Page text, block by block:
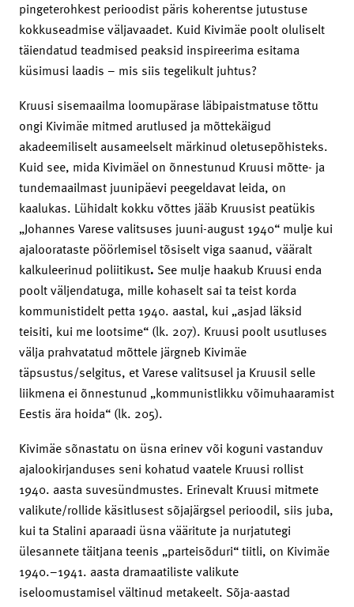
pingeterohkest perioodist päris koherentse jutustuse
kokkuseadmise väljavaadet. Kuid Kivimäe poolt oluliselt
täiendatud teadmised peaksid inspireerima esitama
küsimusi laadis – mis siis tegelikult juhtus?
Kruusi sisemaailma loomupärase läbipaistmatuse tõttu
ongi Kivimäe mitmed arutlused ja mõttekäigud
akadeemiliselt ausameelselt märkinud oletusepõhisteks.
Kuid see, mida Kivimäel on õnnestunud Kruusi mõtte- ja
tundemaailmast juunipäevi peegeldavat leida, on
kaalukas. Lühidalt kokku võttes jääb Kruusist peatükis
„Johannes Varese valitsuses juuni-august 1940“ mulje kui
ajaloorataste pöörlemisel tõsiselt viga saanud, vääralt
kalkuleerinud poliitikust. See mulje haakub Kruusi enda
poolt väljendatuga, mille kohaselt sai ta teist korda
kommunistidelt petta 1940. aastal, kui „asjad läksid
teisiti, kui me lootsime“ (lk. 207). Kruusi poolt usutluses
välja prahvatatud mõttele järgneb Kivimäe
täpsustus/selgitus, et Varese valitsusel ja Kruusil selle
liikmena ei õnnestunud „kommunistlikku võimuhaaramist
Eestis ära hoida“ (lk. 205).
Kivimäe sõnastatu on üsna erinev või koguni vastanduv
ajalookirjanduses seni kohatud vaatele Kruusi rollist
1940. aasta suvesündmustes. Erinevalt Kruusi mitmete
valikute/rollide käsitlusest sõjajärgsel perioodil, siis juba,
kui ta Stalini aparaadi üsna vääritute ja nurjatutegi
ülesannete täitjana teenis „parteisõduri“ tiitli, on Kivimäe
1940.–1941. aasta dramaatiliste valikute
iseloomustamisel vältinud metakeelt. Sõja-aastad